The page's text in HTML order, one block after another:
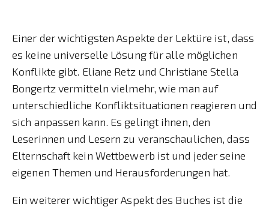
Einer der wichtigsten Aspekte der Lektüre ist, dass
es keine universelle Lösung für alle möglichen
Konflikte gibt. Eliane Retz und Christiane Stella
Bongertz vermitteln vielmehr, wie man auf
unterschiedliche Konfliktsituationen reagieren und
sich anpassen kann. Es gelingt ihnen, den
Leserinnen und Lesern zu veranschaulichen, dass
Elternschaft kein Wettbewerb ist und jeder seine
eigenen Themen und Herausforderungen hat.
Ein weiterer wichtiger Aspekt des Buches ist die